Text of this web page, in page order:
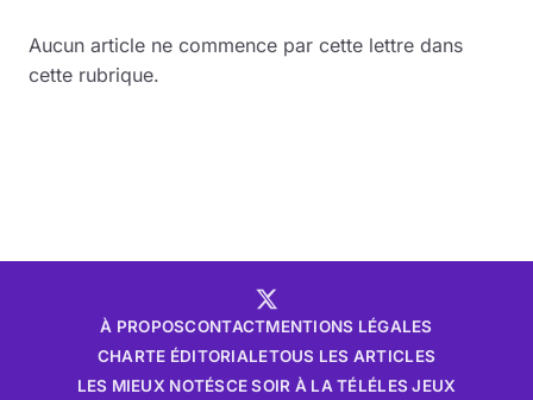
Sciences & Tech
Aucun article ne commence par cette lettre dans
cette rubrique.
À PROPOSCONTACTMENTIONS LÉGALES
CHARTE ÉDITORIALETOUS LES ARTICLES
LES MIEUX NOTÉSCE SOIR À LA TÉLÉLES JEUX